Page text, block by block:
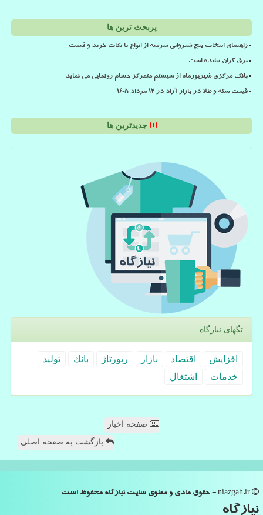
پربحث ترین ها
راهنمای انتخاب پیچ شیروانی سرمته از انواع تا نکات خرید و قیمت
برق گران نشده است
بانک مرکزی شهریورماه از سیستم متمرکز حسام رونمایی می نماید
قیمت سکه و طلا در بازار آزاد در ۱۲ مرداد ۱۴۰۵
جدیدترین ها
تگهای نیازگاه
افزایش اقتصاد بازار رپورتاژ بانك
تولید
خدمات
اشتغال
صفحه اخبار
بازگشت به صفحه اصلی
نیازگاه